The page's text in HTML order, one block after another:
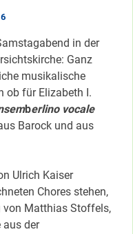
in der
Ganz
musikalische
ob für Elizabeth I.
berlino vocale
Barock und aus
Ulrich Kaiser
Chores stehen,
von Matthias Stoffels,
aus der